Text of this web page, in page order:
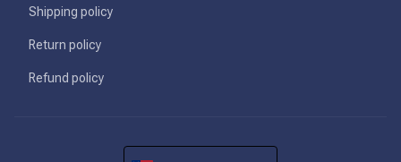
Shipping policy
Return policy
Refund policy